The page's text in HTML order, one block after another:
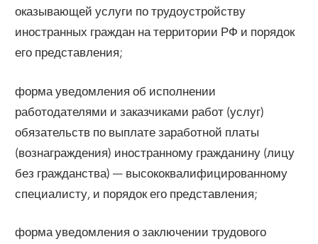
оказывающей услуги по трудоустройству
иностранных граждан на территории РФ и порядок
его представления;
форма уведомления об исполнении
работодателями и заказчиками работ (услуг)
обязательств по выплате заработной платы
(вознаграждения) иностранному гражданину (лицу
без гражданства) — высококвалифицированному
специалисту, и порядок его представления;
форма уведомления о заключении трудового